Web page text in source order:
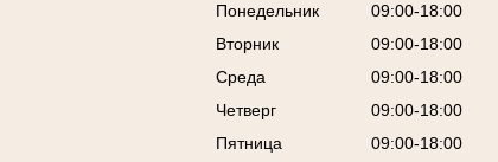
Понедельник
09:00-18:00
Вторник
09:00-18:00
Среда
09:00-18:00
Четверг
09:00-18:00
Пятница
09:00-18:00